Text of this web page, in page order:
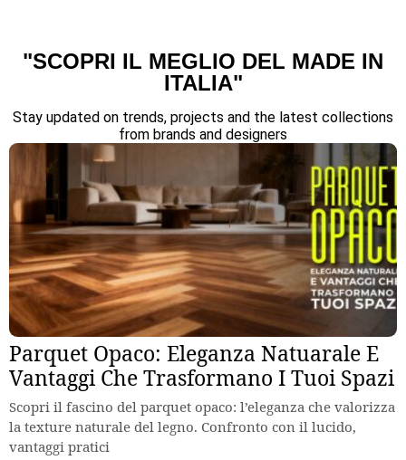
"SCOPRI IL MEGLIO DEL MADE IN
ITALIA"
Stay updated on trends, projects and the latest collections
from brands and designers
Parquet Opaco: Eleganza Natuarale E
Vantaggi Che Trasformano I Tuoi Spazi
Scopri il fascino del parquet opaco: l’eleganza che valorizza
la texture naturale del legno. Confronto con il lucido,
vantaggi pratici